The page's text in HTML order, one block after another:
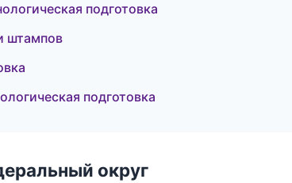
подготовка
штампов
подготовка
округ